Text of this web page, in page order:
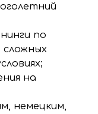
по
на
немецким,